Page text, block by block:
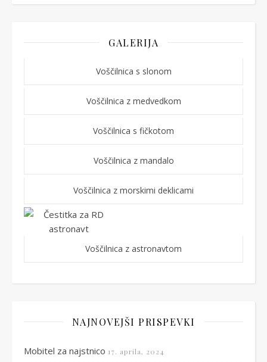
GALERIJA
Voščilnica s slonom
Voščilnica z medvedkom
Voščilnica s fičkotom
Voščilnica z mandalo
Voščilnica z morskimi deklicami
Voščilnica z astronavtom
NAJNOVEJŠI PRISPEVKI
Mobitel za najstnico 17. aprila, 2024